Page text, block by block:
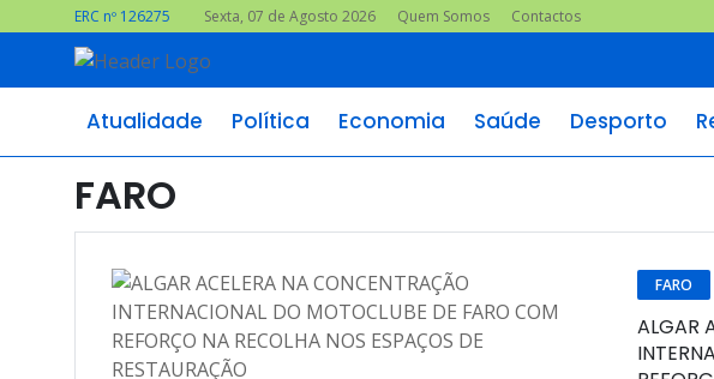
ERC nº 126275 Sexta, 07 de Agosto 2026 Quem Somos Contactos
Atualidade Política Economia Saúde Desporto
FARO
FARO
ALGAR